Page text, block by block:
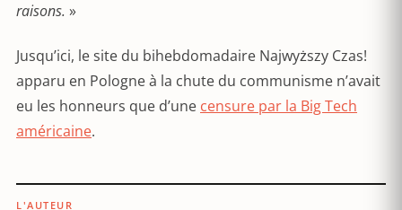
raisons. »
Jusqu’ici, le site du bihebdomadaire Najwyższy Czas!
apparu en Pologne à la chute du communisme n’avait
eu les honneurs que d’une censure par la Big Tech
américaine.
L'AUTEUR